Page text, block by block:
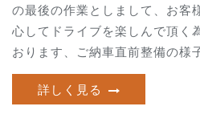
の最後の作業としまして、お客
心してドライブを楽しんで頂く
おります、ご納車直前整備の様
詳しく見る